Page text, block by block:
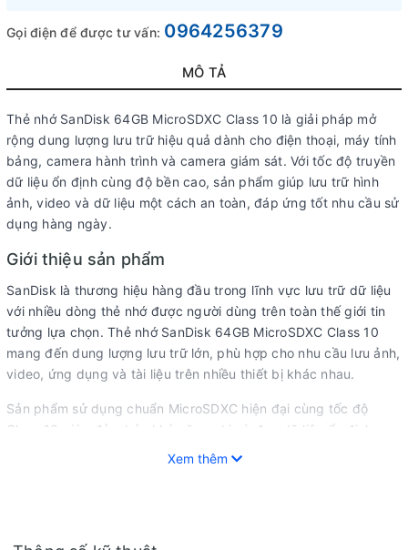
Gọi điện để được tư vấn: 0964256379
MÔ TẢ
Thẻ nhớ SanDisk 64GB MicroSDXC Class 10 là giải pháp mở
rộng dung lượng lưu trữ hiệu quả dành cho điện thoại, máy tính
bảng, camera hành trình và camera giám sát. Với tốc độ truyền
dữ liệu ổn định cùng độ bền cao, sản phẩm giúp lưu trữ hình
ảnh, video và dữ liệu một cách an toàn, đáp ứng tốt nhu cầu sử
dụng hàng ngày.
Giới thiệu sản phẩm
SanDisk là thương hiệu hàng đầu trong lĩnh vực lưu trữ dữ liệu
với nhiều dòng thẻ nhớ được người dùng trên toàn thế giới tin
tưởng lựa chọn. Thẻ nhớ SanDisk 64GB MicroSDXC Class 10
mang đến dung lượng lưu trữ lớn, phù hợp cho nhu cầu lưu ảnh,
video, ứng dụng và tài liệu trên nhiều thiết bị khác nhau.
Sản phẩm sử dụng chuẩn MicroSDXC hiện đại cùng tốc độ
Class 10 giúp đảm bảo khả năng ghi và đọc dữ liệu ổn định.
Người dùng có thể yên tâm sử dụng cho điện thoại Android,
Xem thêm